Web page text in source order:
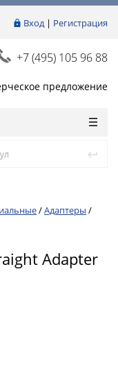
Вход| Регистрация
+7 (495) 105 96 88
предложение
/Адаптеры /
Adapter